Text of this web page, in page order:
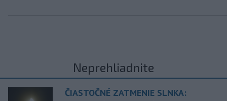
Neprehliadnite
ČIASTOČNÉ ZATMENIE SLNKA: